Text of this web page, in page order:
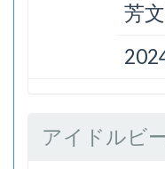
芳
アイドルビ